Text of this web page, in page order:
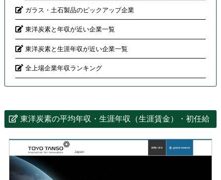
ガラス・土石製品のピックアップ企業
東洋炭素と年収が近い企業一覧
東洋炭素と生涯年収が近い企業一覧
全上場企業年収ランキング
東洋炭素の平均年収・生涯年収（生涯賃金）・初任給